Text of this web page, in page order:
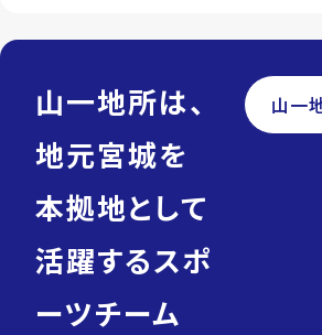
山一地所は、
地元宮城を
本拠地として
活躍するスポ
ーツチーム
山一